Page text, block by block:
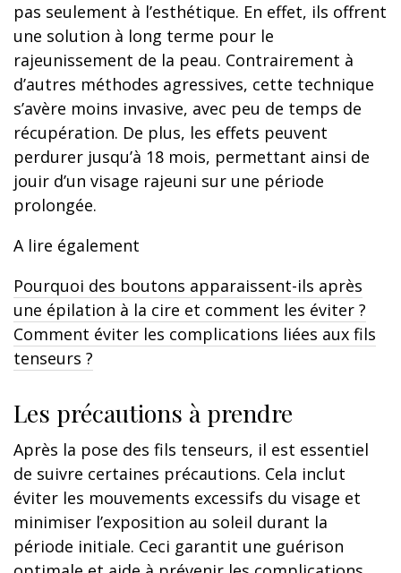
pas seulement à l’esthétique. En effet, ils offrent
une solution à long terme pour le
rajeunissement de la peau. Contrairement à
d’autres méthodes agressives, cette technique
s’avère moins invasive, avec peu de temps de
récupération. De plus, les effets peuvent
perdurer jusqu’à 18 mois, permettant ainsi de
jouir d’un visage rajeuni sur une période
prolongée.
A lire également
Pourquoi des boutons apparaissent-ils après
une épilation à la cire et comment les éviter ?
Comment éviter les complications liées aux fils
tenseurs ?
Les précautions à prendre
Après la pose des fils tenseurs, il est essentiel
de suivre certaines précautions. Cela inclut
éviter les mouvements excessifs du visage et
minimiser l’exposition au soleil durant la
période initiale. Ceci garantit une guérison